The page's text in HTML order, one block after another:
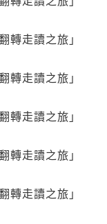
轉走讀之旅」
轉走讀之旅」
轉走讀之旅」
轉走讀之旅」
轉走讀之旅」